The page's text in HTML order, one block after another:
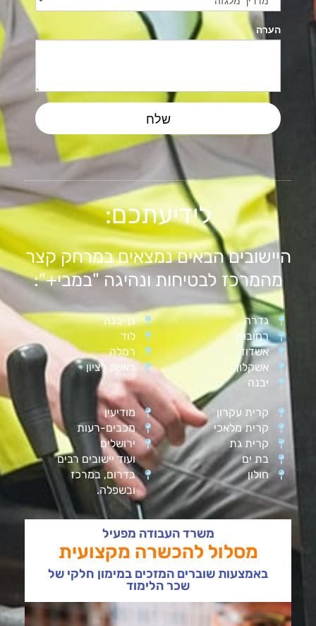
לידיעתכם:
היישובים הבאים נמצאים במרחק קצר
מהמרכז לבטיחות ונהיגה "במבי+":
גדרה
רחובות
אשדוד
אשקלון
יבנה
גן יבנה
לוד
רמלה
ראשון לציון
קרית עקרון
קרית מלאכי
קרית גת
בת ים
חולון
מודיעין
מכבים-רעות
ירושלים
ועוד יישובים רבים
בדרום, במרכז
ובשפלה.
משרד העבודה מפעיל
מסלול להכשרה מקצועית
באמצעות שוברים המזכים במימון חלקי של
שכר הלימוד